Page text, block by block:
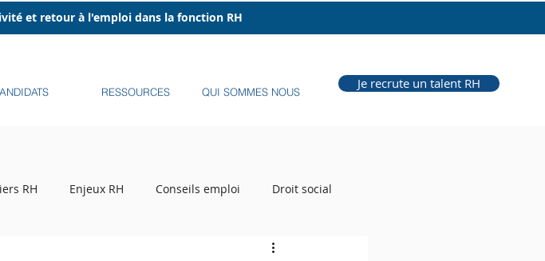
et retour à l'emploi dans la fonction RH
RESSOURCES QUI SOMMES NOUS
Je recrute un talent RH
RH Enjeux RH Conseils emploi Droit social
Auteur RH